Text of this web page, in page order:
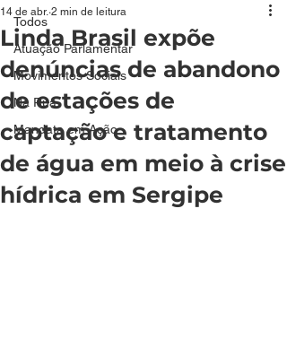
Todos
Atuação Parlamentar
Movimentos Sociais
Na Rua
Mandata em Ação
Linda Brasil expõe
denúncias de abandono
de estações de
captação e tratamento
de água em meio à crise
hídrica em Sergipe
14 de abr. 2 min de leitura